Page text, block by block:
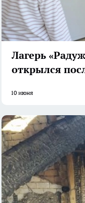
Лагерь
открылся
10 июня